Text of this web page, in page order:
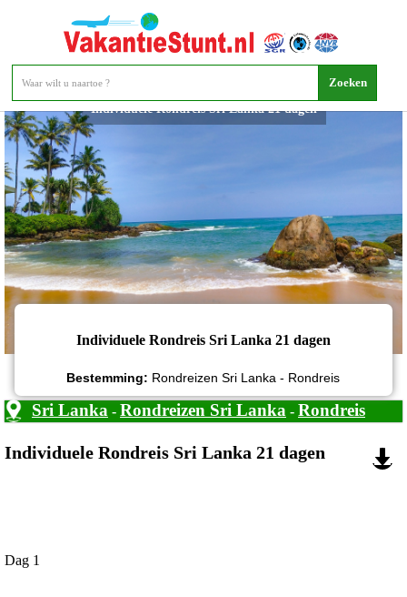
Individuele Rondreis Sri Lanka 21 dagen
Individuele Rondreis Sri Lanka 21 dagen
Bestemming: Rondreizen Sri Lanka - Rondreis
Sri Lanka - Rondreizen Sri Lanka - Rondreis
Individuele Rondreis Sri Lanka 21 dagen
Dag 1